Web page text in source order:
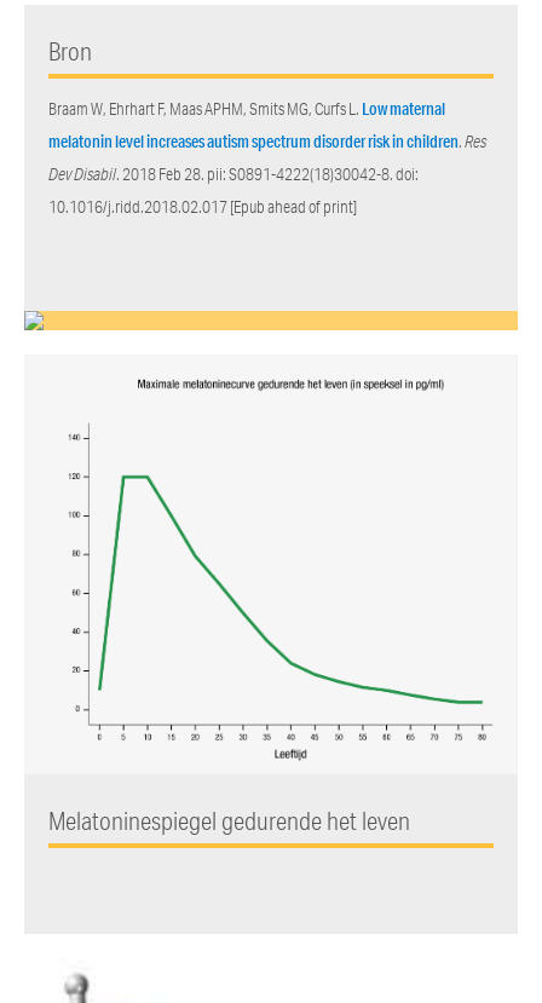
Bron
Braam W, Ehrhart F, Maas APHM, Smits MG, Curfs L. Low maternal
melatonin level increases autism spectrum disorder risk in children.Res
Dev Disabil. 2018 Feb 28. pii: S0891-4222(18)30042-8. doi:
10.1016/j.ridd.2018.02.017 [Epub ahead of print]
Melatoninespiegel gedurende het leven